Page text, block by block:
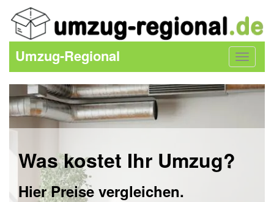
Toggle
Umzug-Regional
Was kostet Ihr Umzug?
Hier Preise vergleichen.